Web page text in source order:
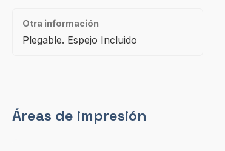
Otra información
Plegable. Espejo Incluido
Áreas de impresión